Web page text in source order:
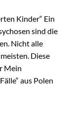
Kinder“ Ein
sind die
Nicht alle
Diese
Mein
aus Polen